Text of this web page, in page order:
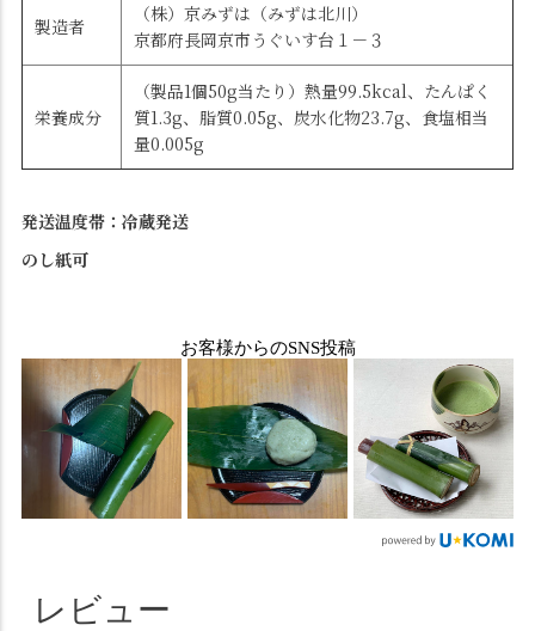
製造者
（株）京みずは（みずは北川）
京都府長岡京市うぐいす台１－３
栄養成分
（製品1個50g当たり）熱量99.5kcal、たんぱく
質1.3g、脂質0.05g、炭水化物23.7g、食塩相当
量0.005g
発送温度帯：冷蔵発送
のし紙可
お客様からのSNS投稿
レビュー